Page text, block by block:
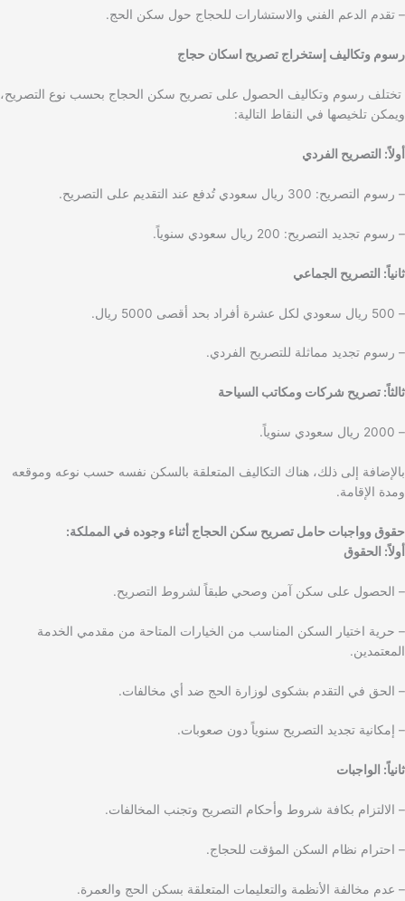
– تقدم الدعم الفني والاستشارات للحجاج حول سكن الحج.
رسوم وتكاليف إستخراج تصريح اسكان حجاج
تختلف رسوم وتكاليف الحصول على تصريح سكن الحجاج بحسب نوع التصريح،
ويمكن تلخيصها في النقاط التالية:
أولاً: التصريح الفردي
– رسوم التصريح: 300 ريال سعودي تُدفع عند التقديم على التصريح.
– رسوم تجديد التصريح: 200 ريال سعودي سنوياً.
ثانياً: التصريح الجماعي
– 500 ريال سعودي لكل عشرة أفراد بحد أقصى 5000 ريال.
– رسوم تجديد مماثلة للتصريح الفردي.
ثالثاً: تصريح شركات ومكاتب السياحة
– 2000 ريال سعودي سنوياً.
بالإضافة إلى ذلك، هناك التكاليف المتعلقة بالسكن نفسه حسب نوعه وموقعه
ومدة الإقامة.
حقوق وواجبات حامل تصريح سكن الحجاج أثناء وجوده في المملكة:
أولاً: الحقوق
– الحصول على سكن آمن وصحي طبقاً لشروط التصريح.
– حرية اختيار السكن المناسب من الخيارات المتاحة من مقدمي الخدمة
المعتمدين.
– الحق في التقدم بشكوى لوزارة الحج ضد أي مخالفات.
– إمكانية تجديد التصريح سنوياً دون صعوبات.
ثانياً: الواجبات
– الالتزام بكافة شروط وأحكام التصريح وتجنب المخالفات.
– احترام نظام السكن المؤقت للحجاج.
– عدم مخالفة الأنظمة والتعليمات المتعلقة بسكن الحج والعمرة.